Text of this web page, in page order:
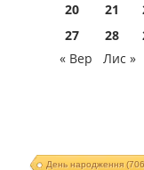
20
21
27
28
« Вер
Лис »
День народження